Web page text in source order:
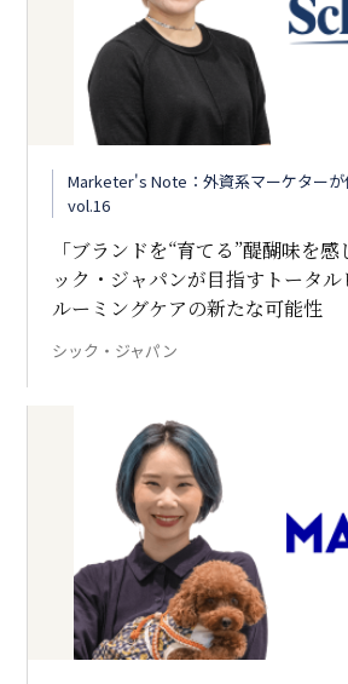
Marketer's Note：外資系マーケターが
vol.16
「ブランドを“育てる”醍醐味を
ック・ジャパンが目指すトータ
ルーミングケアの新たな可能性
シック・ジャパン